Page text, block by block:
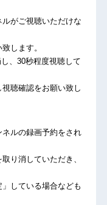
ご視聴いただけな
します。
、30秒程度視聴して
聴確認をお願い致し
ルの録画予約をされ
消していただき、
ている場合なども